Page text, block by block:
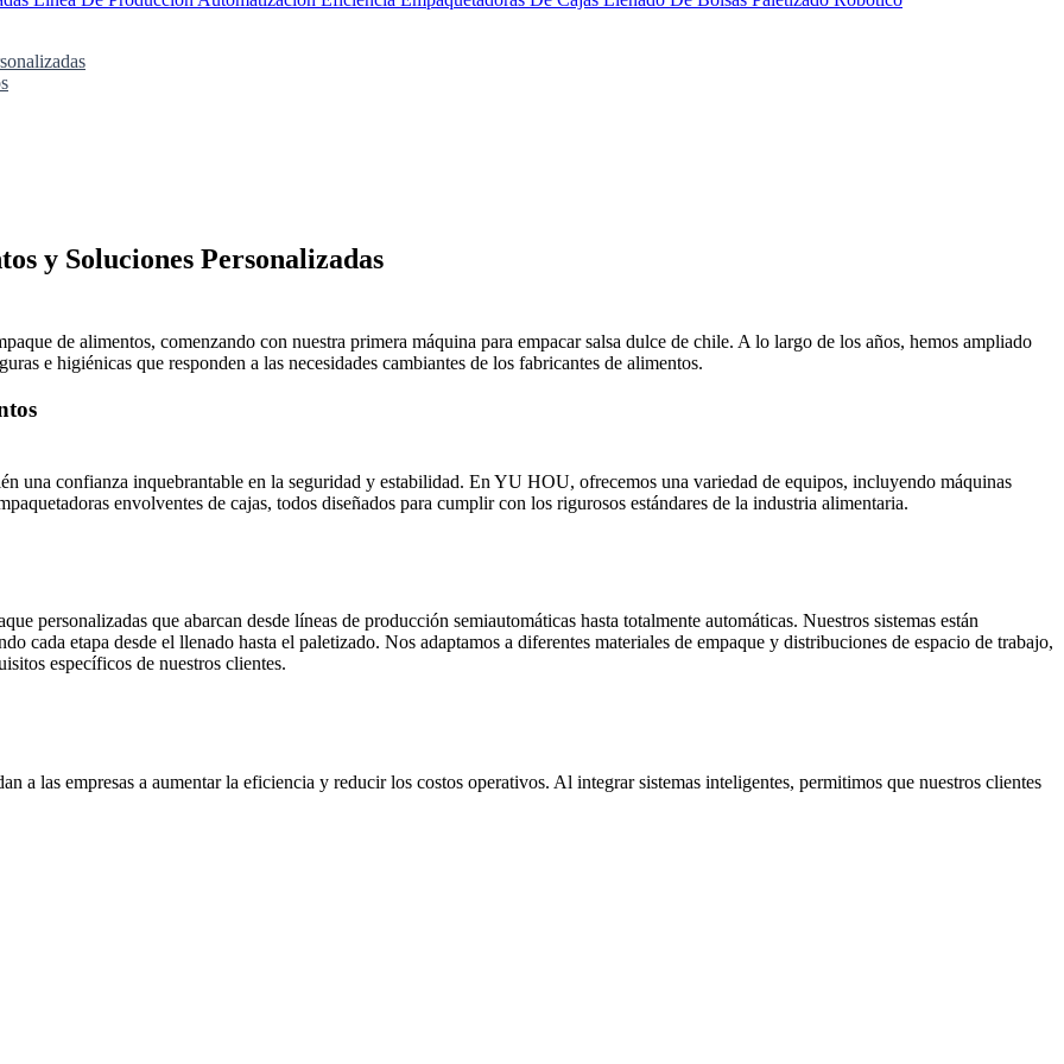
y Soluciones Personalizadas
de alimentos, comenzando con nuestra primera máquina para empacar salsa dulce de chile. A lo largo de los años, hemos ampliado
e higiénicas que responden a las necesidades cambiantes de los fabricantes de alimentos.
una confianza inquebrantable en la seguridad y estabilidad. En YU HOU, ofrecemos una variedad de equipos, incluyendo máquinas
envolventes de cajas, todos diseñados para cumplir con los rigurosos estándares de la industria alimentaria.
personalizadas que abarcan desde líneas de producción semiautomáticas hasta totalmente automáticas. Nuestros sistemas están
cada etapa desde el llenado hasta el paletizado. Nos adaptamos a diferentes materiales de empaque y distribuciones de espacio de trabajo,
específicos de nuestros clientes.
a las empresas a aumentar la eficiencia y reducir los costos operativos. Al integrar sistemas inteligentes, permitimos que nuestros clientes